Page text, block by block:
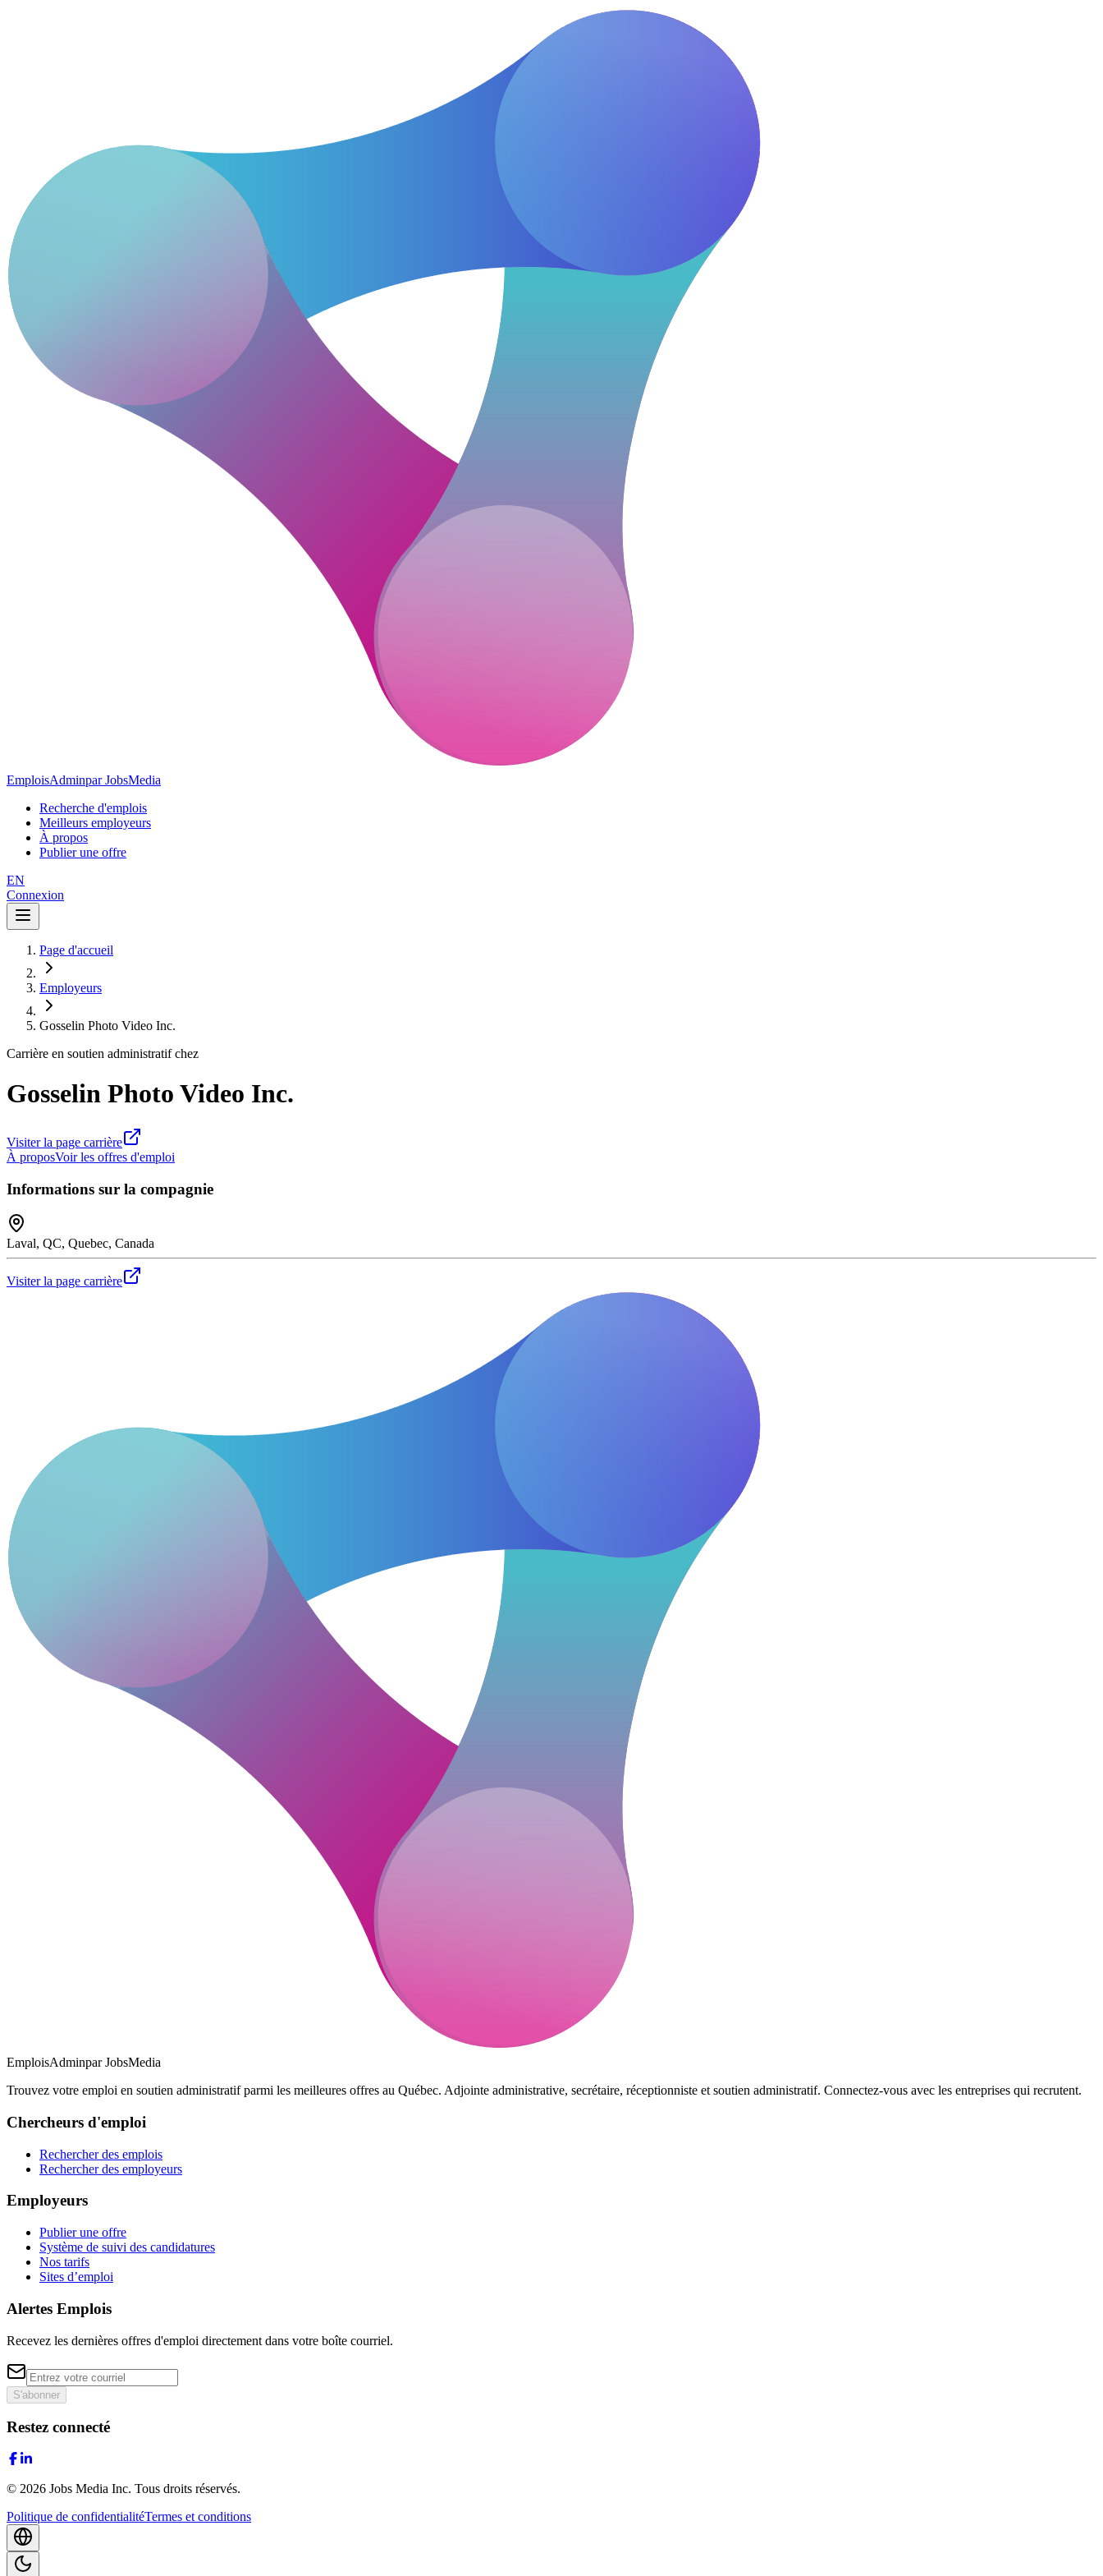
EmploisAdminpar JobsMedia
Recherche d'emplois
Meilleurs employeurs
À propos
Publier une offre
EN
Connexion
Page d'accueil
Employeurs
Gosselin Photo Video Inc.
Carrière en soutien administratif chez
Gosselin Photo Video Inc.
Visiter la page carrière
À proposVoir les offres d'emploi
Informations sur la compagnie
Laval, QC, Quebec, Canada
Visiter la page carrière
EmploisAdminpar JobsMedia
Trouvez votre emploi en soutien administratif parmi les meilleures offres au Québec. Adjointe administrative, secrétaire, réceptionniste et soutien administratif. Connectez-vous avec les entreprises qui recrutent.
Chercheurs d'emploi
Rechercher des emplois
Rechercher des employeurs
Employeurs
Publier une offre
Système de suivi des candidatures
Nos tarifs
Sites d’emploi
Alertes Emplois
Recevez les dernières offres d'emploi directement dans votre boîte courriel.
S'abonner
Restez connecté
© 2026 Jobs Media Inc. Tous droits réservés.
Politique de confidentialitéTermes et conditions